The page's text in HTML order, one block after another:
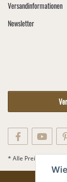
Versandinformationen
Newsletter
* Alle Preise inkl.